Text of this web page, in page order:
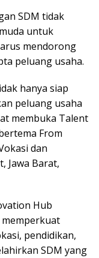
SDM tidak
untuk
mendorong
peluang usaha.
hanya siap
peluang usaha
membuka Talent
From
dan
Jawa Barat,
Hub
pendidikan,
SDM yang